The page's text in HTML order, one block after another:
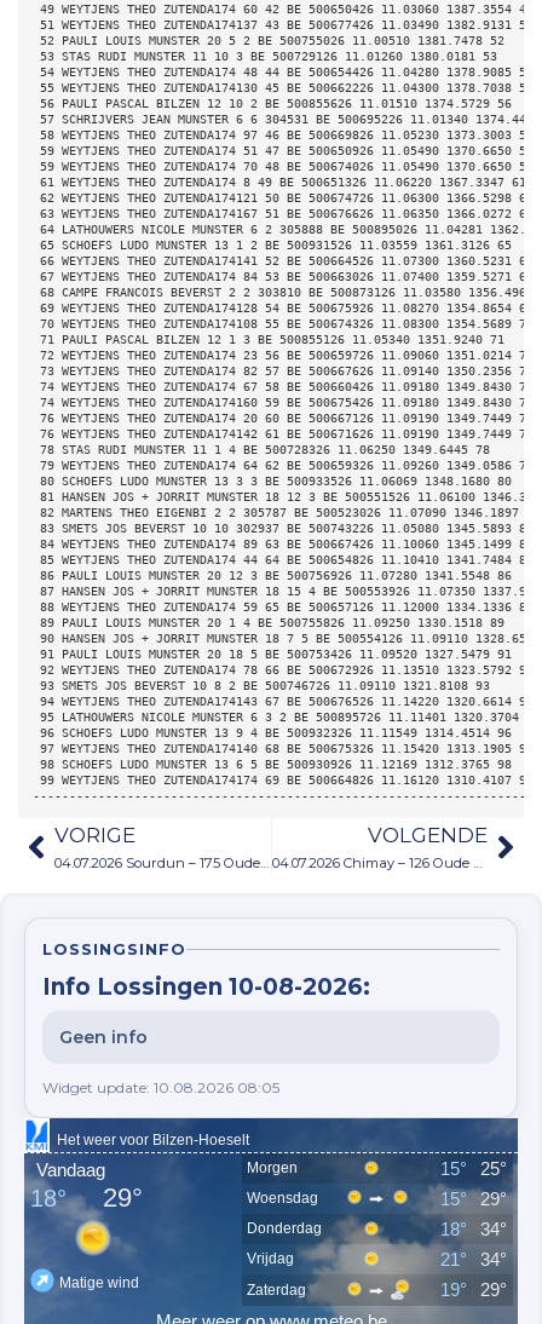
49 WEYTJENS THEO ZUTENDA174 60 42 BE 500650426 11.03060 1387.3554 49
51 WEYTJENS THEO ZUTENDA174137 43 BE 500677426 11.03490 1382.9131 51
52 PAULI LOUIS MUNSTER 20 5 2 BE 500755026 11.00510 1381.7478 52
53 STAS RUDI MUNSTER 11 10 3 BE 500729126 11.01260 1380.0181 53
54 WEYTJENS THEO ZUTENDA174 48 44 BE 500654426 11.04280 1378.9085 54
55 WEYTJENS THEO ZUTENDA174130 45 BE 500662226 11.04300 1378.7038 55
56 PAULI PASCAL BILZEN 12 10 2 BE 500855626 11.01510 1374.5729 56
57 SCHRIJVERS JEAN MUNSTER 6 6 304531 BE 500695226 11.01340
58 WEYTJENS THEO ZUTENDA174 97 46 BE 500669826 11.05230 1373.3003 58
59 WEYTJENS THEO ZUTENDA174 51 47 BE 500650926 11.05490 1370.6650 59
59 WEYTJENS THEO ZUTENDA174 70 48 BE 500674026 11.05490 1370.6650 59
61 WEYTJENS THEO ZUTENDA174 8 49 BE 500651326 11.06220 1367.3347 61
62 WEYTJENS THEO ZUTENDA174121 50 BE 500674726 11.06300 1366.5298 62
63 WEYTJENS THEO ZUTENDA174167 51 BE 500676626 11.06350 1366.0272 63
64 LATHOUWERS NICOLE MUNSTER 6 2 305888 BE 500895026 11.04281
65 SCHOEFS LUDO MUNSTER 13 1 2 BE 500931526 11.03559 1361.3126 65
66 WEYTJENS THEO ZUTENDA174141 52 BE 500664526 11.07300 1360.5231 66
67 WEYTJENS THEO ZUTENDA174 84 53 BE 500663026 11.07400 1359.5271 67
68 CAMPE FRANCOIS BEVERST 2 2 303810 BE 500873126 11.03580
69 WEYTJENS THEO ZUTENDA174128 54 BE 500675926 11.08270 1354.8654 69
70 WEYTJENS THEO ZUTENDA174108 55 BE 500674326 11.08300 1354.5689 70
71 PAULI PASCAL BILZEN 12 1 3 BE 500855126 11.05340 1351.9240 71
72 WEYTJENS THEO ZUTENDA174 23 56 BE 500659726 11.09060 1351.0214 72
73 WEYTJENS THEO ZUTENDA174 82 57 BE 500667626 11.09140 1350.2356 73
74 WEYTJENS THEO ZUTENDA174 67 58 BE 500660426 11.09180 1349.8430 74
74 WEYTJENS THEO ZUTENDA174160 59 BE 500675426 11.09180 1349.8430 74
76 WEYTJENS THEO ZUTENDA174 20 60 BE 500667126 11.09190 1349.7449 76
76 WEYTJENS THEO ZUTENDA174142 61 BE 500671626 11.09190 1349.7449 76
78 STAS RUDI MUNSTER 11 1 4 BE 500728326 11.06250 1349.6445 78
79 WEYTJENS THEO ZUTENDA174 64 62 BE 500659326 11.09260 1349.0586 79
80 SCHOEFS LUDO MUNSTER 13 3 3 BE 500933526 11.06069 1348.1680 80
81 HANSEN JOS + JORRIT MUNSTER 18 12 3 BE 500551526 11.06100
82 MARTENS THEO EIGENBI 2 2 305787 BE 500523026 11.07090 1346.1897
83 SMETS JOS BEVERST 10 10 302937 BE 500743226 11.05080 1345.5893 83
84 WEYTJENS THEO ZUTENDA174 89 63 BE 500667426 11.10060 1345.1499 84
85 WEYTJENS THEO ZUTENDA174 44 64 BE 500654826 11.10410 1341.7484 85
86 PAULI LOUIS MUNSTER 20 12 3 BE 500756926 11.07280 1341.5548 86
87 HANSEN JOS + JORRIT MUNSTER 18 15 4 BE 500553926 11.07350
88 WEYTJENS THEO ZUTENDA174 59 65 BE 500657126 11.12000 1334.1336 88
89 PAULI LOUIS MUNSTER 20 1 4 BE 500755826 11.09250 1330.1518 89
90 HANSEN JOS + JORRIT MUNSTER 18 7 5 BE 500554126 11.09110
91 PAULI LOUIS MUNSTER 20 18 5 BE 500753426 11.09520 1327.5479 91
92 WEYTJENS THEO ZUTENDA174 78 66 BE 500672926 11.13510 1323.5792 92
93 SMETS JOS BEVERST 10 8 2 BE 500746726 11.09110 1321.8108 93
94 WEYTJENS THEO ZUTENDA174143 67 BE 500676526 11.14220 1320.6614 94
95 LATHOUWERS NICOLE MUNSTER 6 3 2 BE 500895726 11.11401 1320.3704
96 SCHOEFS LUDO MUNSTER 13 9 4 BE 500932326 11.11549 1314.4514 96
97 WEYTJENS THEO ZUTENDA174140 68 BE 500675326 11.15420 1313.1905 97
98 SCHOEFS LUDO MUNSTER 13 6 5 BE 500930926 11.12169 1312.3765 98
99 WEYTJENS THEO ZUTENDA174174 69 BE 500664826 11.16120 1310.4107 99
VORIGE
04.07.2026 Sourdun – 175 Oude+Jaarduiven
VOLGENDE
04.07.2026 Chimay – 126 Oude duiven
LOSSINGSINFO
Info Lossingen 10-08-2026:
Geen info
Widget update: 10.08.2026 08:05